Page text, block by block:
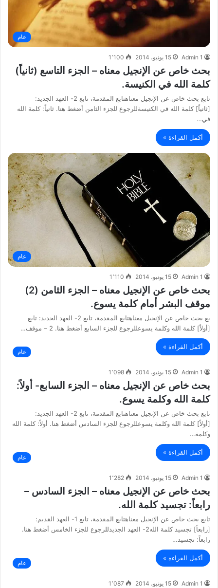
عام
Admin 1 15 يونيو، 2014 1٬100
بحث خاص عن الإنجيل معناه – الجزء التاسع (ثانياً)
كلمة الله في الكنيسة.
تابع بحث خاص عن الإنجيل معناهتابع المقدمة، تابع 2- العهد الجديد:
[ثانياً] كلمة الله في الكنيسةللرجوع للجزء الثامن أضغط هنا. ثانياً: كلمة الله
في…
أكمل القراءة »
عام
Admin 1 15 يونيو، 2014 1٬110
بحث خاص عن الإنجيل معناه – الجزء الثامن (2)
موقف البشر أمام كلمة يسوع.
بع بحث خاص عن الإنجيل معناهتابع المقدمة، تابع 2- العهد الجديد: تابع
[أولاً] كلمة الله وكلمة يسوعللرجوع للجزء السابع أضغط هنا. 2 – موقف…
أكمل القراءة »
عام
Admin 1 15 يونيو، 2014 1٬098
بحث خاص عن الإنجيل معناه – الجزء السابع- أولاً:
كلمة الله وكلمة يسوع.
تابع بحث خاص عن الإنجيل معناهتابع المقدمة، تابع 2- العهد الجديد:
[أولاً] كلمة الله وكلمة يسوعللرجوع للجزء السادس أضغط هنا. أولاً: كلمة الله
وكلمة…
أكمل القراءة »
عام
Admin 1 15 يونيو، 2014 1٬282
بحث خاص عن الإنجيل معناه – الجزء السادس –
رابعاً: تجسيد كلمة الله.
تابع بحث خاص عن الإنجيل معناهتابع المقدمة، تابع 1- العهد القديم:
[رابعاً] تجسيد كلمة الله2- العهد الجديدللرجوع للجزء الخامس أضغط هنا.
رابعاً: تجسيد…
أكمل القراءة »
عام
Admin 1 15 يونيو، 2014 1٬087